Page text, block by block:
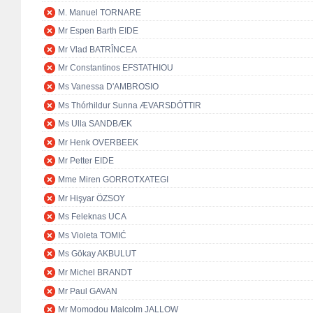
M. Manuel TORNARE
Mr Espen Barth EIDE
Mr Vlad BATRÎNCEA
Mr Constantinos EFSTATHIOU
Ms Vanessa D'AMBROSIO
Ms Thórhildur Sunna ÆVARSDÓTTIR
Ms Ulla SANDBÆK
Mr Henk OVERBEEK
Mr Petter EIDE
Mme Miren GORROTXATEGI
Mr Hişyar ÖZSOY
Ms Feleknas UCA
Ms Violeta TOMIĆ
Ms Gökay AKBULUT
Mr Michel BRANDT
Mr Paul GAVAN
Mr Momodou Malcolm JALLOW